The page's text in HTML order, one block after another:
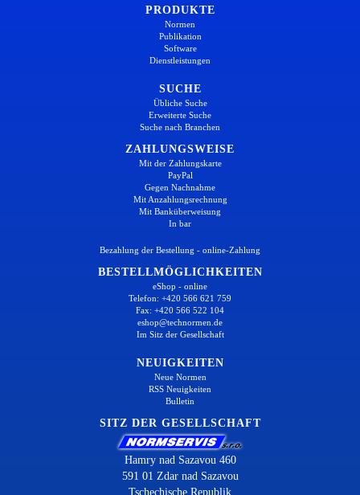
PRODUKTE
Normen
Publikation
Software
Dienstleistungen
SUCHE
Übliche Suche
Erweiterte Suche
Suche nach Branchen
ZAHLUNGSWEISE
Mit der Zahlungskarte
PayPal
Gegen Nachnahme
Mit Anzahlungsrechnung
Mit Banküberweisung
In bar
Bezahlung der Bestellung - online-Zahlung
BESTELLMÖGLICHKEITEN
eShop - online
Telefon: +420 566 621 759
Fax: +420 566 522 104
eshop@technormen.de
Im Sitz der Gesellschaft
NEUIGKEITEN
Neue Normen
RSS Neuigkeiten
Bulletin
SITZ DER GESELLSCHAFT
Hamry nad Sazavou 460
591 01 Zdar nad Sazavou
Tschechische Republik